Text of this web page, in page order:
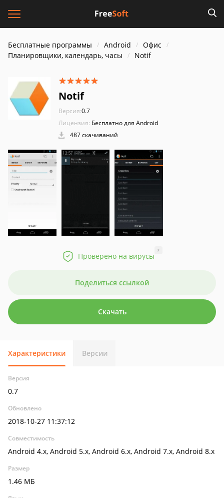
Бесплатные программы Android
Офис
Планировщики, календарь, часы
Notif
Notif
Версия:0.7
Лицензия: Бесплатно для Android
487 скачиваний
Проверено на вирусы
?
Поделиться ссылкой
Скачать
Характеристики Версии
Версия
0.7
Обновлено
2018-10-27 11:37:12
Совместимость
Android 4.x, Android 5.x, Android 6.x, Android 7.x, Android 8.x
Размер
1.46 МБ